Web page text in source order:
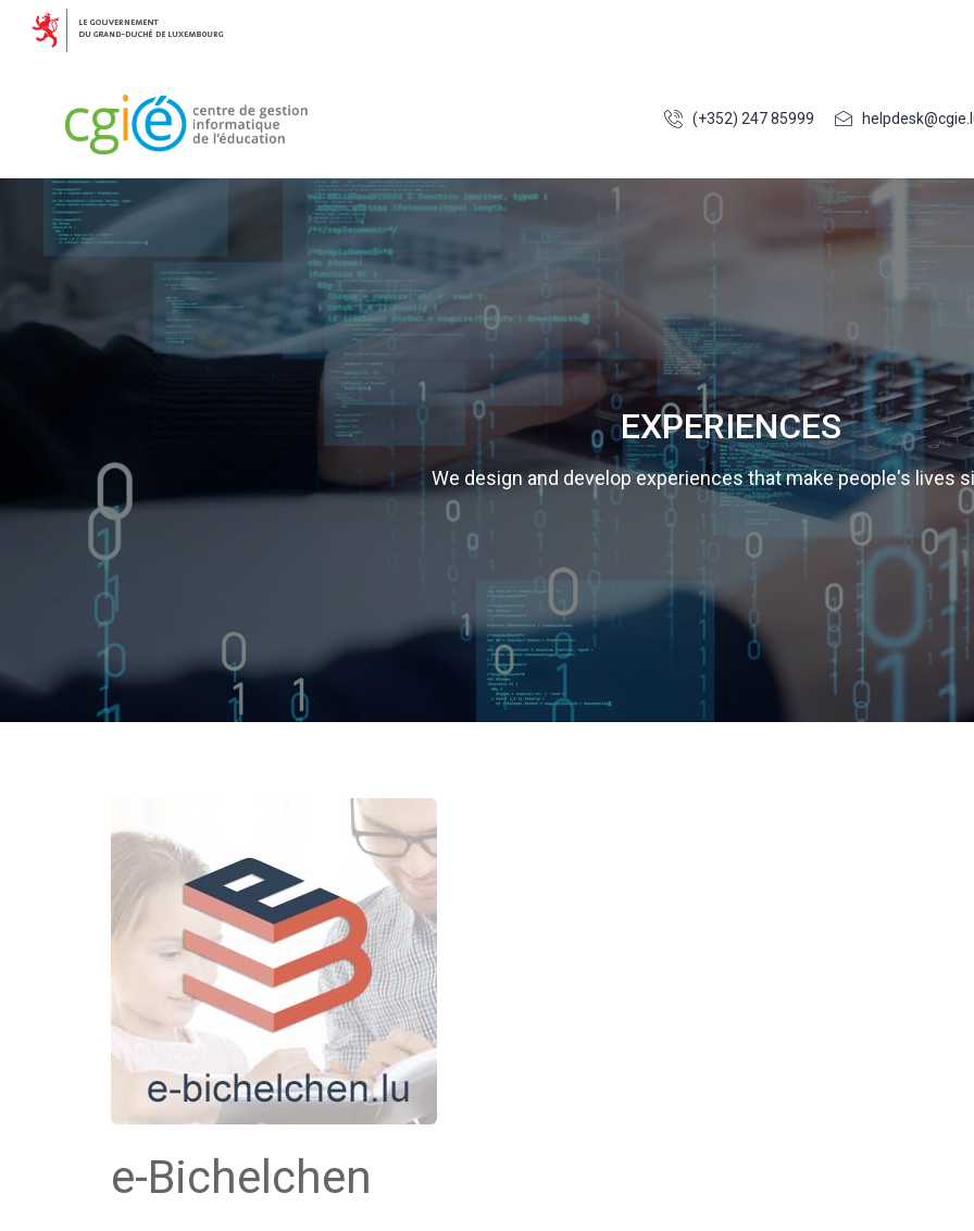
(+352) 247 85999
EXPERIENCES
We design and develop experiences that make people's lives
e-Bichelchen